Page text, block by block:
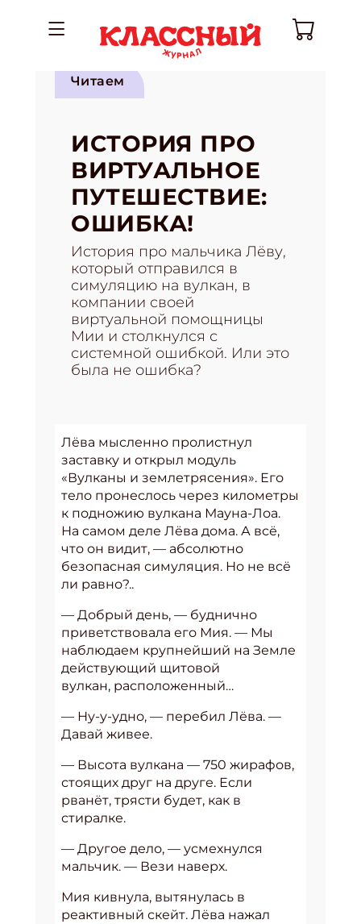
Читаем
ИСТОРИЯ ПРО
ВИРТУАЛЬНОЕ
ПУТЕШЕСТВИЕ:
ОШИБКА!
История про мальчика Лёву,
который отправился в
симуляцию на вулкан, в
компании своей
виртуальной помощницы
Мии и столкнулся с
системной ошибкой. Или это
была не ошибка?
Лёва мысленно пролистнул
заставку и открыл модуль
«Вулканы и землетрясения». Его
тело пронеслось через километры
к подножию вулкана Мауна-Лоа.
На самом деле Лёва дома. А всё,
что он видит, — абсолютно
безопасная симуляция. Но не всё
ли равно?..
— Добрый день, — буднично
приветствовала его Мия. — Мы
наблюдаем крупнейший на Земле
действующий щитовой
вулкан, расположенный…
— Ну-у-удно, — перебил Лёва. —
Давай живее.
— Высота вулкана — 750 жирафов,
стоящих друг на друге. Если
рванёт, трясти будет, как в
стиралке.
— Другое дело, — усмехнулся
мальчик. — Вези наверх.
Мия кивнула, вытянулась в
реактивный скейт. Лёва нажал